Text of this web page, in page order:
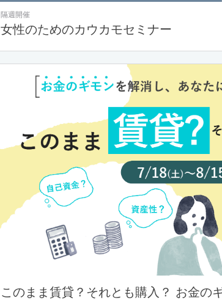
隔週開催
女性のためのカウカモセミナー
このまま賃貸？それとも購入？ お金の